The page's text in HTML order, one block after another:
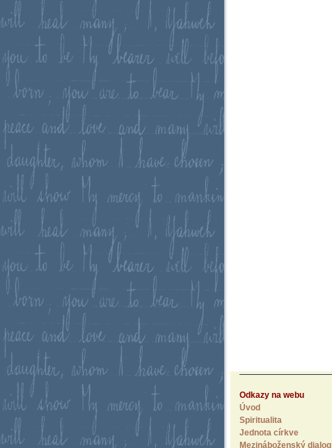
Odkazy na webu
Úvod
Spiritualita
Jednota církve
Mezináboženský dialog